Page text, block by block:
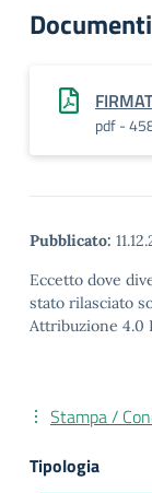
Documenti
pdf -
Pubblicato:
Eccetto dove
stato rilasciato
Attribuzione 4.0
Stampa /
Tipologia